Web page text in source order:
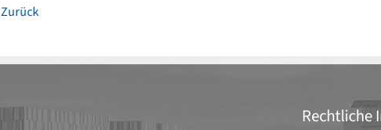
Zurück
Rechtliche